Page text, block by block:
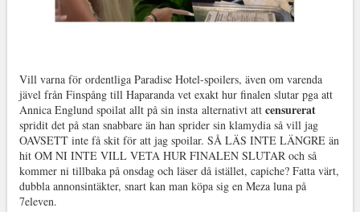
Vill varna för ordentliga Paradise Hotel-spoilers, även om varenda
jävel från Finspång till Haparanda vet exakt hur finalen slutar pga att
Annica Englund spoilat allt på sin insta alternativt att censurerat
spridit det på stan snabbare än han sprider sin klamydia så vill jag
OAVSETT inte få skit för att jag spoilar. SÅ LÄS INTE LÄNGRE än
hit OM NI INTE VILL VETA HUR FINALEN SLUTAR och så
kommer ni tillbaka på onsdag och läser då istället, capiche? Fatta värt,
dubbla annonsintäkter, snart kan man köpa sig en Meza luna på
7eleven.